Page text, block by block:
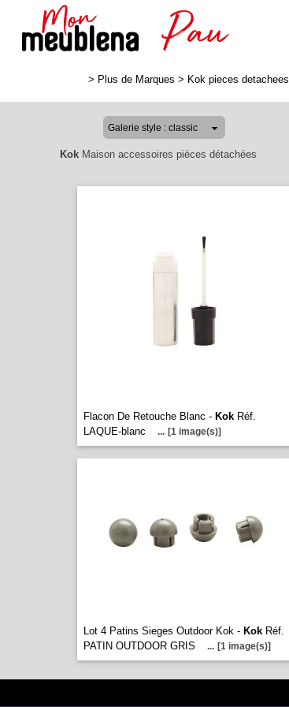
> Plus de Marques > Kok pieces detachees
Kok Maison accessoires pièces détachées
Flacon De Retouche Blanc - Kok Réf.
LAQUE-blanc
... [1 image(s)]
Lot 4 Patins Sieges Outdoor Kok - Kok Réf.
PATIN OUTDOOR GRIS
... [1 image(s)]